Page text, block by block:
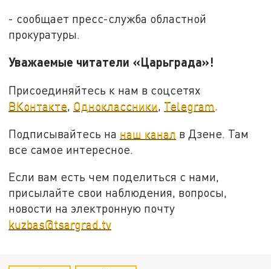
- сообщает пресс-служба областной
прокуратуры.
Уважаемые читатели «Царьграда»!
Присоединяйтесь к нам в соцсетях
ВКонтакте, Одноклассники, Telegram.
Подписывайтесь на наш канал в Дзене. Там
все самое интересное.
Если вам есть чем поделиться с нами,
присылайте свои наблюдения, вопросы,
новости на электронную почту
kuzbas@tsargrad.tv